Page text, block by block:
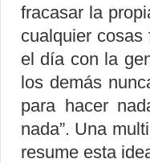
fracasar la
cualquier cosas
el día con la
los demás
para hacer
nada”. Una
resume esta